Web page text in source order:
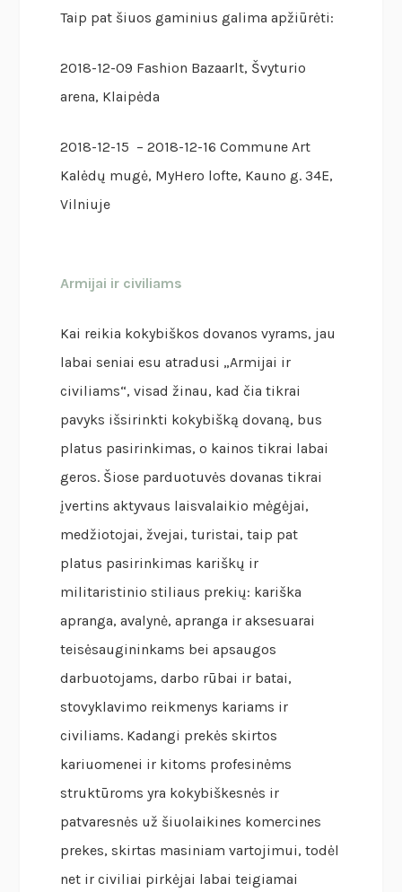
Taip pat šiuos gaminius galima apžiūrėti:
2018-12-09 Fashion Bazaarlt, Švyturio
arena, Klaipėda
2018-12-15 – 2018-12-16 Commune Art
Kalėdų mugė, MyHero lofte, Kauno g. 34E,
Vilniuje
Armijai ir civiliams
Kai reikia kokybiškos dovanos vyrams, jau
labai seniai esu atradusi „Armijai ir
civiliams“, visad žinau, kad čia tikrai
pavyks išsirinkti kokybišką dovaną, bus
platus pasirinkimas, o kainos tikrai labai
geros. Šiose parduotuvės dovanas tikrai
įvertins aktyvaus laisvalaikio mėgėjai,
medžiotojai, žvejai, turistai, taip pat
platus pasirinkimas kariškų ir
militaristinio stiliaus prekių: kariška
apranga, avalynė, apranga ir aksesuarai
teisėsaugininkams bei apsaugos
darbuotojams, darbo rūbai ir batai,
stovyklavimo reikmenys kariams ir
civiliams. Kadangi prekės skirtos
kariuomenei ir kitoms profesinėms
struktūroms yra kokybiškesnės ir
patvaresnės už šiuolaikines komercines
prekes, skirtas masiniam vartojimui, todėl
net ir civiliai pirkėjai labai teigiamai